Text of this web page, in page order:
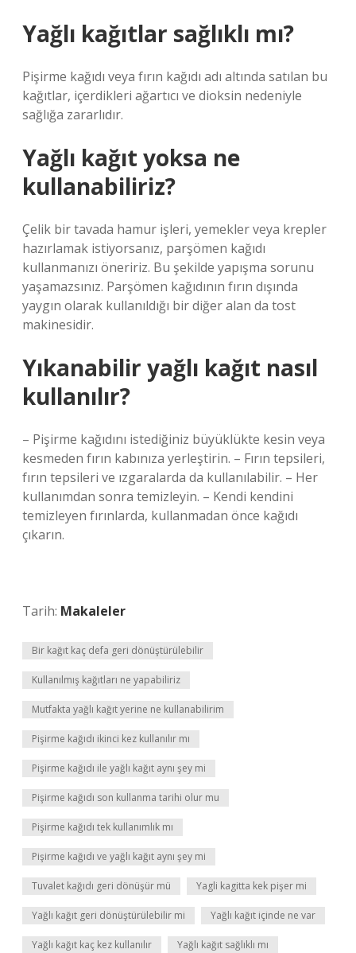
Yağlı kağıtlar sağlıklı mı?
Pişirme kağıdı veya fırın kağıdı adı altında satılan bu
kağıtlar, içerdikleri ağartıcı ve dioksin nedeniyle
sağlığa zararlıdır.
Yağlı kağıt yoksa ne
kullanabiliriz?
Çelik bir tavada hamur işleri, yemekler veya krepler
hazırlamak istiyorsanız, parşömen kağıdı
kullanmanızı öneririz. Bu şekilde yapışma sorunu
yaşamazsınız. Parşömen kağıdının fırın dışında
yaygın olarak kullanıldığı bir diğer alan da tost
makinesidir.
Yıkanabilir yağlı kağıt nasıl
kullanılır?
– Pişirme kağıdını istediğiniz büyüklükte kesin veya
kesmeden fırın kabınıza yerleştirin. – Fırın tepsileri,
fırın tepsileri ve ızgaralarda da kullanılabilir. – Her
kullanımdan sonra temizleyin. – Kendi kendini
temizleyen fırınlarda, kullanmadan önce kağıdı
çıkarın.
Tarih: Makaleler
Bir kağıt kaç defa geri dönüştürülebilir
Kullanılmış kağıtları ne yapabiliriz
Mutfakta yağlı kağıt yerine ne kullanabilirim
Pişirme kağıdı ikinci kez kullanılır mı
Pişirme kağıdı ile yağlı kağıt aynı şey mi
Pişirme kağıdı son kullanma tarihi olur mu
Pişirme kağıdı tek kullanımlık mı
Pişirme kağıdı ve yağlı kağıt aynı şey mi
Tuvalet kağıdı geri dönüşür mü Yagli kagitta kek pişer mi
Yağlı kağıt geri dönüştürülebilir mi Yağlı kağıt içinde ne var
Yağlı kağıt kaç kez kullanılır Yağlı kağıt sağlıklı mı